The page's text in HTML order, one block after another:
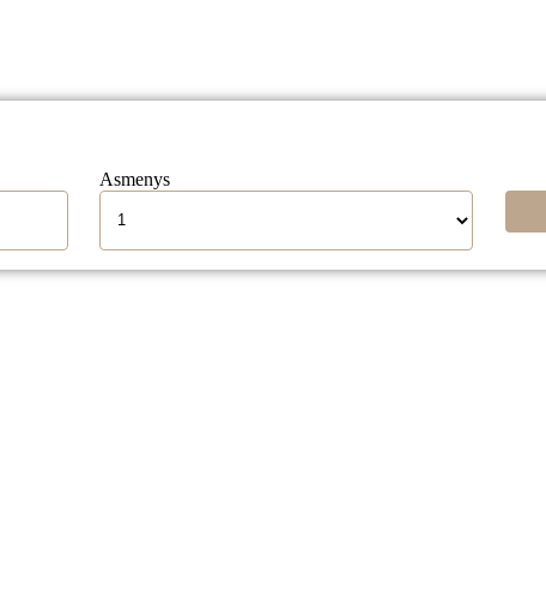
Asmenys